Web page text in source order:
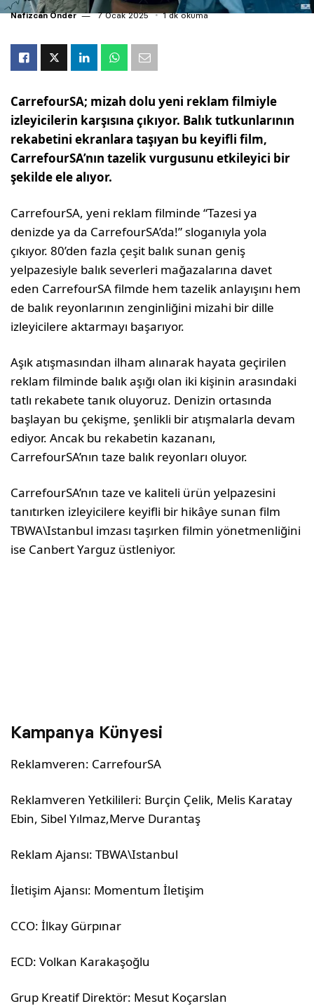
Nafizcan Önder 7 Ocak 2025 1 dk okuma
CarrefourSA; mizah dolu yeni reklam filmiyle
izleyicilerin karşısına çıkıyor. Balık tutkunlarının
rekabetini ekranlara taşıyan bu keyifli film,
CarrefourSA’nın tazelik vurgusunu etkileyici bir
şekilde ele alıyor.
CarrefourSA, yeni reklam filminde “Tazesi ya
denizde ya da CarrefourSA’da!” sloganıyla yola
çıkıyor. 80’den fazla çeşit balık sunan geniş
yelpazesiyle balık severleri mağazalarına davet
eden CarrefourSA filmde hem tazelik anlayışını hem
de balık reyonlarının zenginliğini mizahi bir dille
izleyicilere aktarmayı başarıyor.
Aşık atışmasından ilham alınarak hayata geçirilen
reklam filminde balık aşığı olan iki kişinin arasındaki
tatlı rekabete tanık oluyoruz. Denizin ortasında
başlayan bu çekişme, şenlikli bir atışmalarla devam
ediyor. Ancak bu rekabetin kazananı,
CarrefourSA’nın taze balık reyonları oluyor.
CarrefourSA’nın taze ve kaliteli ürün yelpazesini
tanıtırken izleyicilere keyifli bir hikâye sunan film
TBWA\Istanbul imzası taşırken filmin yönetmenliğini
ise Canbert Yarguz üstleniyor.
Kampanya Künyesi
Reklamveren: CarrefourSA
Reklamveren Yetkilileri: Burçin Çelik, Melis Karatay
Ebin, Sibel Yılmaz,Merve Durantaş
Reklam Ajansı: TBWA\Istanbul
İletişim Ajansı: Momentum İletişim
CCO: İlkay Gürpınar
ECD: Volkan Karakaşoğlu
Grup Kreatif Direktör: Mesut Koçarslan